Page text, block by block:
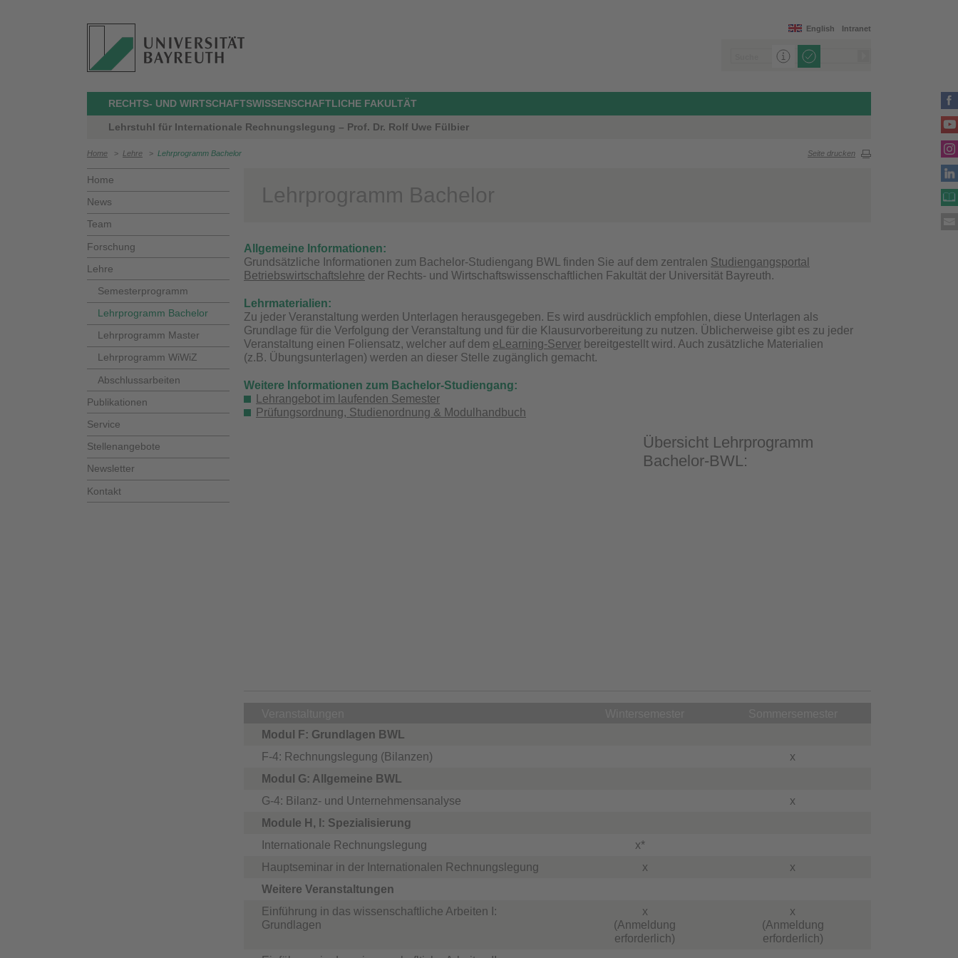
Intranet
English
RECHTS- UND WIRTSCHAFTSWISSENSCHAFTLICHE FAKULTÄT
Lehrstuhl für Internationale Rechnungslegung – Prof. Dr. Rolf Uwe Fülbier
Home > Lehre > Lehrprogramm Bachelor Seite drucken
Home
News
Team
Forschung
Lehre
Semesterprogramm
Lehrprogramm Bachelor
Lehrprogramm Master
Lehrprogramm WiWiZ
Abschlussarbeiten
Publikationen
Service
Stellenangebote
Newsletter
Kontakt
Lehrprogramm Bachelor
Allgemeine Informationen:
Grundsätzliche Informationen zum Bachelor-Studiengang BWL finden Sie auf dem zentralen Studiengangsportal
Betriebswirtschaftslehre der Rechts- und Wirtschaftswissenschaftlichen Fakultät der Universität Bayreuth.
Lehrmaterialien:
Zu jeder Veranstaltung werden Unterlagen herausgegeben. Es wird ausdrücklich empfohlen, diese Unterlagen als
Grundlage für die Verfolgung der Veranstaltung und für die Klausurvorbereitung zu nutzen. Üblicherweise gibt es zu jeder
Veranstaltung einen Foliensatz, welcher auf dem eLearning-Server bereitgestellt wird. Auch zusätzliche Materialien
(z.B. Übungsunterlagen) werden an dieser Stelle zugänglich gemacht.
Weitere Informationen zum Bachelor-Studiengang:
Lehrangebot im laufenden Semester
Prüfungsordnung, Studienordnung & Modulhandbuch
Übersicht Lehrprogramm
Bachelor-BWL:
Modul F: Grundlagen BWL
F-4: Rechnungslegung (Bilanzen)
x
Modul G: Allgemeine BWL
G-4: Bilanz- und Unternehmensanalyse
x
Module H, I: Spezialisierung
Internationale Rechnungslegung
x*
Hauptseminar in der Internationalen Rechnungslegung
x
x
Weitere Veranstaltungen
Einführung in das wissenschaftliche Arbeiten I:
Grundlagen
x
(Anmeldung
erforderlich)
x
(Anmeldung
erforderlich)